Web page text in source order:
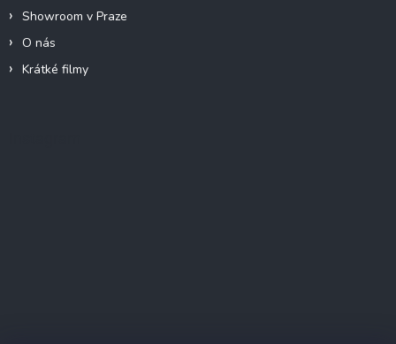
Showroom v Praze
O nás
Krátké filmy